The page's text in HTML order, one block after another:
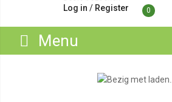
Log in / Register 0
Menu